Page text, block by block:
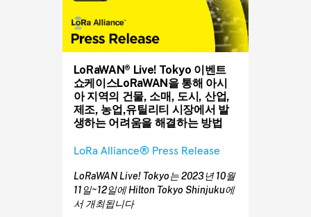
LoRaWAN® Live! Tokyo 이벤트
쇼케이스LoRaWAN을 통해 아시
아 지역의 건물, 소매, 도시, 산업,
제조, 농업,유틸리티 시장에서 발
생하는 어려움을 해결하는 방법
LoRa Alliance® Press Release
LoRaWAN Live! Tokyo는 2023년 10월
11일~12일에 Hilton Tokyo Shinjuku에
서 개최됩니다